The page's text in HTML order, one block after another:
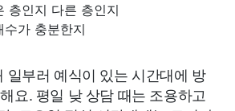
층인지 다른 층인지
가 충분한지
일부러 예식이 있는 시간대에 방
요. 평일 낮 상담 때는 조용하고